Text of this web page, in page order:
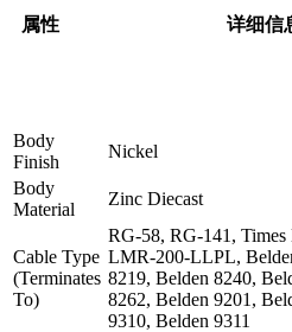
属性 详细信
Body
Finish
Nickel
Body
Material
Zinc Diecast
Cable Type
(Terminates
To)
RG-58, RG-141,
LMR-200-LLPL,
8219, Belden 8240,
8262, Belden 9201,
9310, Belden 9311